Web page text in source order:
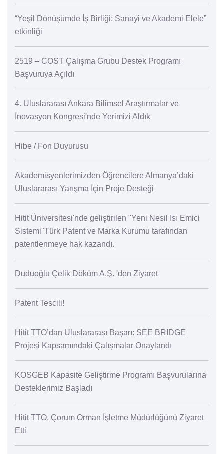
“Yeşil Dönüşümde İş Birliği: Sanayi ve Akademi Elele”
etkinliği
2519 – COST Çalışma Grubu Destek Programı
Başvuruya Açıldı
4. Uluslararası Ankara Bilimsel Araştırmalar ve
İnovasyon Kongresi'nde Yerimizi Aldık
Hibe / Fon Duyurusu
Akademisyenlerimizden Öğrencilere Almanya’daki
Uluslararası Yarışma İçin Proje Desteği
Hitit Üniversitesi'nde geliştirilen "Yeni Nesil Isı Emici
Sistemi"Türk Patent ve Marka Kurumu tarafından
patentlenmeye hak kazandı.
Duduoğlu Çelik Döküm A.Ş. 'den Ziyaret
Patent Tescili!
Hitit TTO’dan Uluslararası Başarı: SEE BRIDGE
Projesi Kapsamındaki Çalışmalar Onaylandı
KOSGEB Kapasite Geliştirme Programı Başvurularına
Desteklerimiz Başladı
Hitit TTO, Çorum Orman İşletme Müdürlüğünü Ziyaret
Etti